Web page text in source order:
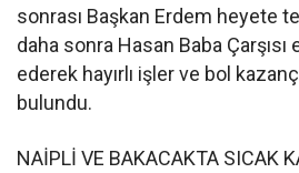
sonrası Başkan Erdem heyete
daha sonra Hasan Baba Çarşısı
ederek hayırlı işler ve bol
bulundu.
NAİPLİ VE BAKACAKTA SICAK